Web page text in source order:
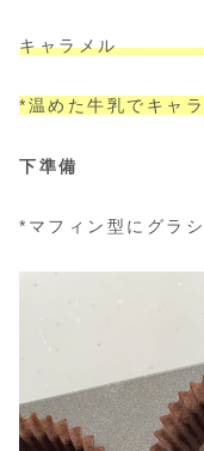
キャラメル
*温めた牛乳でキャ
下準備
*マフィン型にグラ